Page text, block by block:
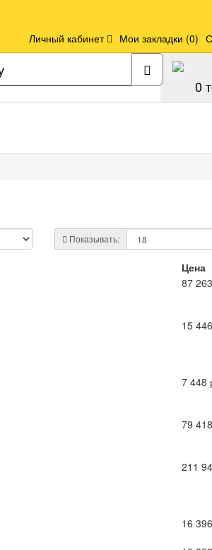
Личный кабинет Мои закладки (0)
0
Показывать:
Цена
87
15
7 448
79
211
16